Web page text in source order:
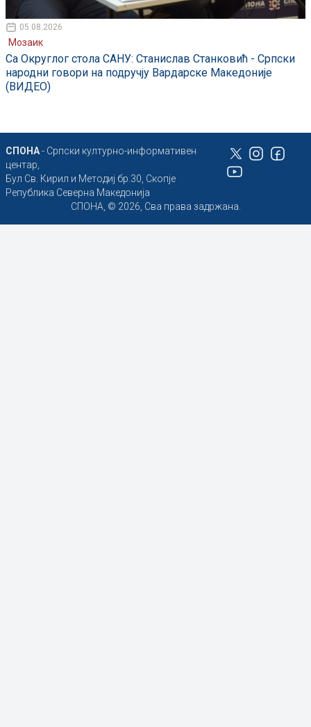
05.08.2026
Мозаик
Са Округлог стола САНУ: Станислав Станковић - Српски
народни говори на подручју Вардарске Македоније
(ВИДЕО)
СПОНА- Српски културно-информативен
центар,
Бул Св. Кирил и Методиј бр.30, Скопје
Република Северна Македонија
СПОНА, © 2026, Сва права задржана.